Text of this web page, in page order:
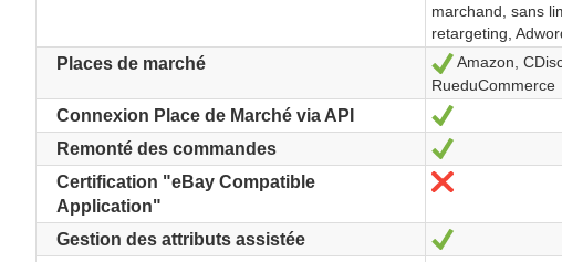
marchand, sans
retargeting,
Places de marché Ja
Amazon,
RueduCommerce
Connexion Place de Marché via API Ja
Remonté des commandes
Certification "eBay Compatible
Application"
Nein
Gestion des attributs assistée